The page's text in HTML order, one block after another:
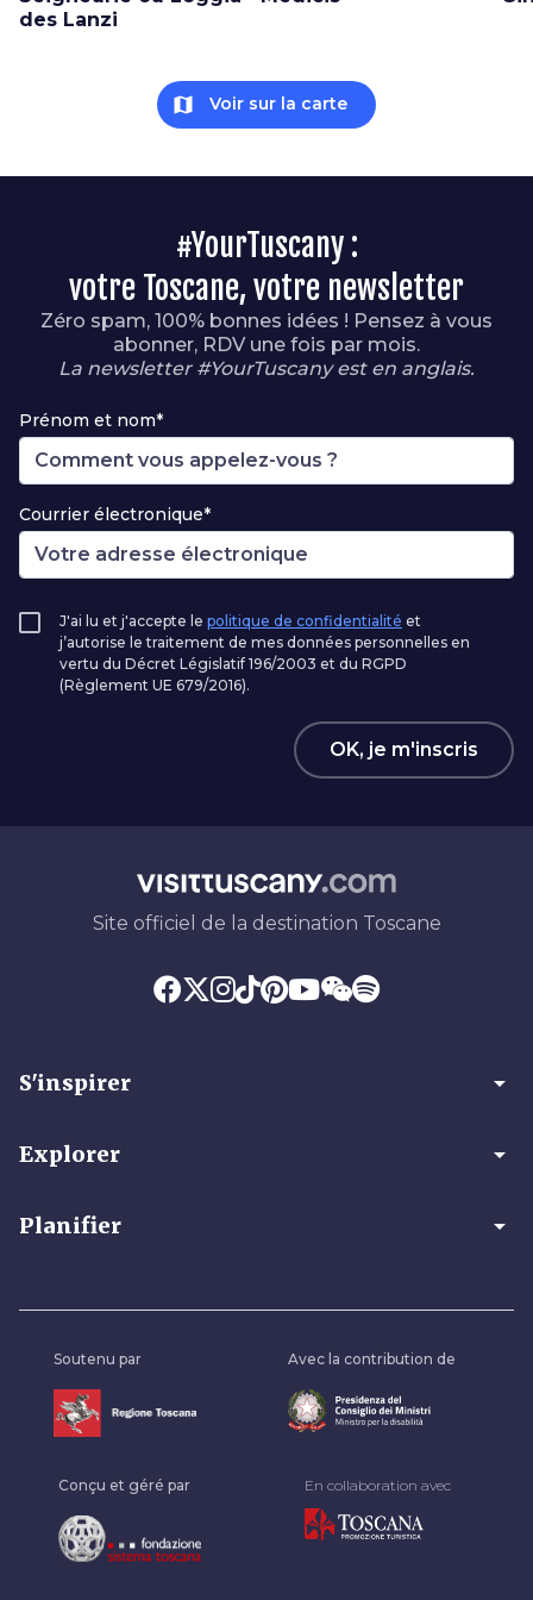
des Lanzi
map Voir sur la carte
#YourTuscany :
votre Toscane, votre newsletter
Zéro spam, 100% bonnes idées ! Pensez à vous
abonner, RDV une fois par mois.
La newsletter #YourTuscany est en anglais.
Prénom et nom*
Courrier électronique*
J'ai lu et j'accepte le politique de confidentialité et
j’autorise le traitement de mes données personnelles en
vertu du Décret Législatif 196/2003 et du RGPD
(Règlement UE 679/2016).
OK, je m'inscris
Site officiel de la destination Toscane
S'inspirer arrow_drop_down
Explorer arrow_drop_down
Planifier arrow_drop_down
Soutenu par Avec la contribution de
Conçu et géré par En collaboration avec